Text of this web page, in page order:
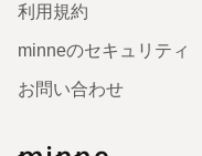
利用規約
minneのセキュリティ
お問い合わせ